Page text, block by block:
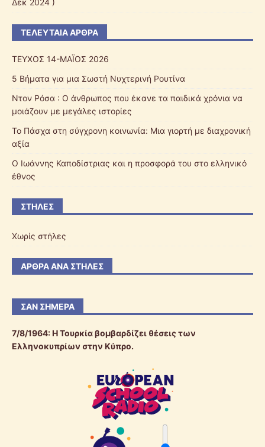
Δεκ 2024 )
ΤΕΛΕΥΤΑΊΑ ΆΡΘΡΑ
ΤΕΥΧΟΣ 14-ΜΑΪΟΣ 2026
5 Βήματα για μια Σωστή Νυχτερινή Ρουτίνα
Ντον Ρόσα : Ο άνθρωπος που έκανε τα παιδικά χρόνια να
μοιάζουν με μεγάλες ιστορίες
Το Πάσχα στη σύγχρονη κοινωνία: Μια γιορτή με διαχρονική
αξία
Ο Ιωάννης Καποδίστριας και η προσφορά του στο ελληνικό
έθνος
ΣΤΉΛΕΣ
Χωρίς στήλες
ΆΡΘΡΑ ΑΝΆ ΣΤΉΛΕΣ
ΣΑΝ ΣΉΜΕΡΑ
7/8/1964: Η Τουρκία βομβαρδίζει θέσεις των
Ελληνοκυπρίων στην Κύπρο.